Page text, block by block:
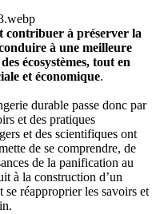
contribuer à préserver la
à une meilleure
écosystèmes, tout en
et économique.
durable passe donc par
et des pratiques
et des scientifiques ont
de se comprendre, de
de la panification au
à la construction d’un
se réapproprier les savoirs et